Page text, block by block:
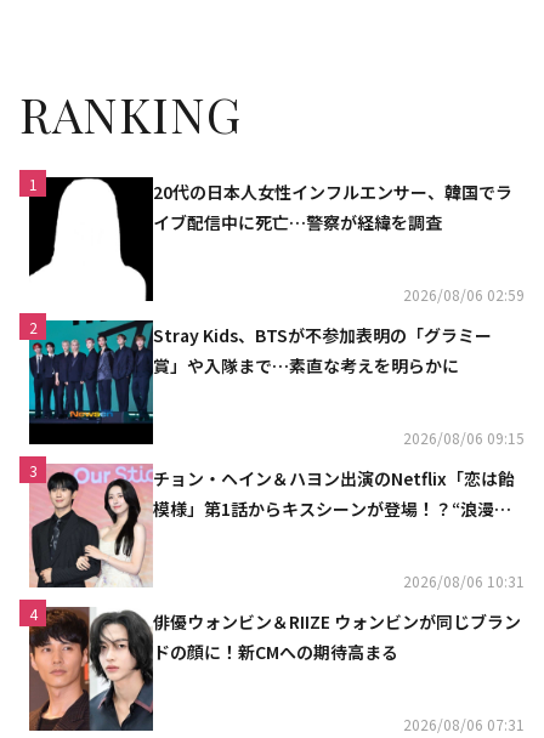
RANKING
1
20代の日本人女性インフルエンサー、韓国でラ
イブ配信中に死亡…警察が経緯を調査
2026/08/06 02:59
2
Stray Kids、BTSが不参加表明の「グラミー
賞」や入隊まで…素直な考えを明らかに
2026/08/06 09:15
3
チョン・ヘイン＆ハヨン出演のNetflix「恋は飴
模様」第1話からキスシーンが登場！？“浪漫と
2026/08/06 10:31
4
俳優ウォンビン＆RIIZE ウォンビンが同じブラン
ドの顔に！新CMへの期待高まる
2026/08/06 07:31